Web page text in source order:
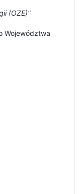
(OZE)"
Województwa